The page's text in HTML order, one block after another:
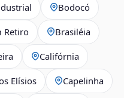
Bodocó
Retiro Brasiléia
Califórnia
Elísios Capelinha